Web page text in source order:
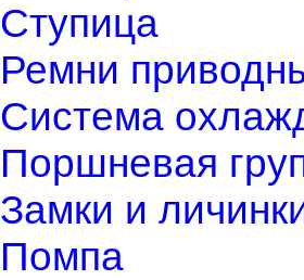
Ступица
Ремни
Система
Поршневая
Замки и
Помпа